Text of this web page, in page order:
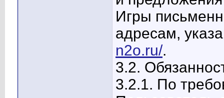
Игры
адресам,
n2o.ru/.
3.2.
3.2.1. По